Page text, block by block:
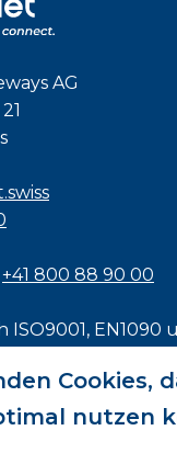
Cookies,
nutzen
AG
+41 800 88 90 00
ISO9001, EN1090